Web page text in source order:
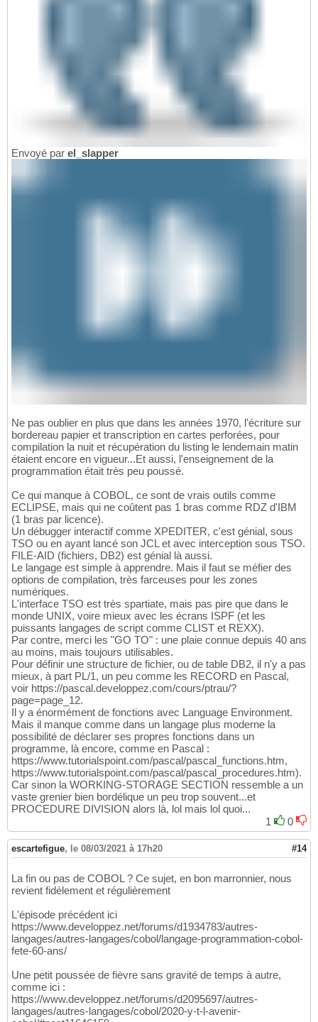
Envoyé par el_slapper
Ne pas oublier en plus que dans les années 1970, l'écriture sur
bordereau papier et transcription en cartes perforées, pour
compilation la nuit et récupération du listing le lendemain matin
étaient encore en vigueur...Et aussi, l'enseignement de la
programmation était très peu poussé.
Ce qui manque à COBOL, ce sont de vrais outils comme
ECLIPSE, mais qui ne coûtent pas 1 bras comme RDZ d'IBM
(1 bras par licence).
Un débugger interactif comme XPEDITER, c'est génial, sous
TSO ou en ayant lancé son JCL et avec interception sous TSO.
FILE-AID (fichiers, DB2) est génial là aussi.
Le langage est simple à apprendre. Mais il faut se méfier des
options de compilation, très farceuses pour les zones
numériques.
L'interface TSO est très spartiate, mais pas pire que dans le
monde UNIX, voire mieux avec les écrans ISPF (et les
puissants langages de script comme CLIST et REXX).
Par contre, merci les "GO TO" : une plaie connue depuis 40 ans
au moins, mais toujours utilisables.
Pour définir une structure de fichier, ou de table DB2, il n'y a pas
mieux, à part PL/1, un peu comme les RECORD en Pascal,
voir https://pascal.developpez.com/cours/ptrau/?
page=page_12.
Il y a énormément de fonctions avec Language Environment.
Mais il manque comme dans un langage plus moderne la
possibilité de déclarer ses propres fonctions dans un
programme, là encore, comme en Pascal :
https://www.tutorialspoint.com/pascal/pascal_functions.htm,
https://www.tutorialspoint.com/pascal/pascal_procedures.htm).
Car sinon la WORKING-STORAGE SECTION ressemble a un
vaste grenier bien bordélique un peu trop souvent...et
PROCEDURE DIVISION alors là, lol mais lol quoi...
1
0
escartefigue, le 08/03/2021 à 17h20 #14
La fin ou pas de COBOL ? Ce sujet, en bon marronnier, nous
revient fidèlement et régulièrement
L'épisode précédent ici
https://www.developpez.net/forums/d1934783/autres-
langages/autres-langages/cobol/langage-programmation-cobol-
fete-60-ans/
Une petit poussée de fièvre sans gravité de temps à autre,
comme ici :
https://www.developpez.net/forums/d2095697/autres-
langages/autres-langages/cobol/2020-y-t-l-avenir-